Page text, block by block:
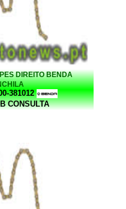
DIREITO BENDA
381012
CONSULTA